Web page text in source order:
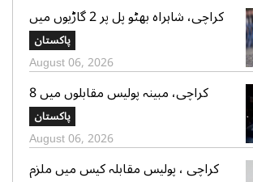
کراچی، شاہراہ بھٹو پل پر 2 گاڑیوں میں
پاکستان
August 06, 2026
کراچی، مبینہ پولیس مقابلوں میں 8
زخمی سمیت 12 ڈاکو گرفتار، اسلحہ،
موبائل فونز، کیش رقم اور موٹر سائیکلیں
برآمد
پاکستان
August 06, 2026
کراچی ، پولیس مقابلہ کیس میں ملزم